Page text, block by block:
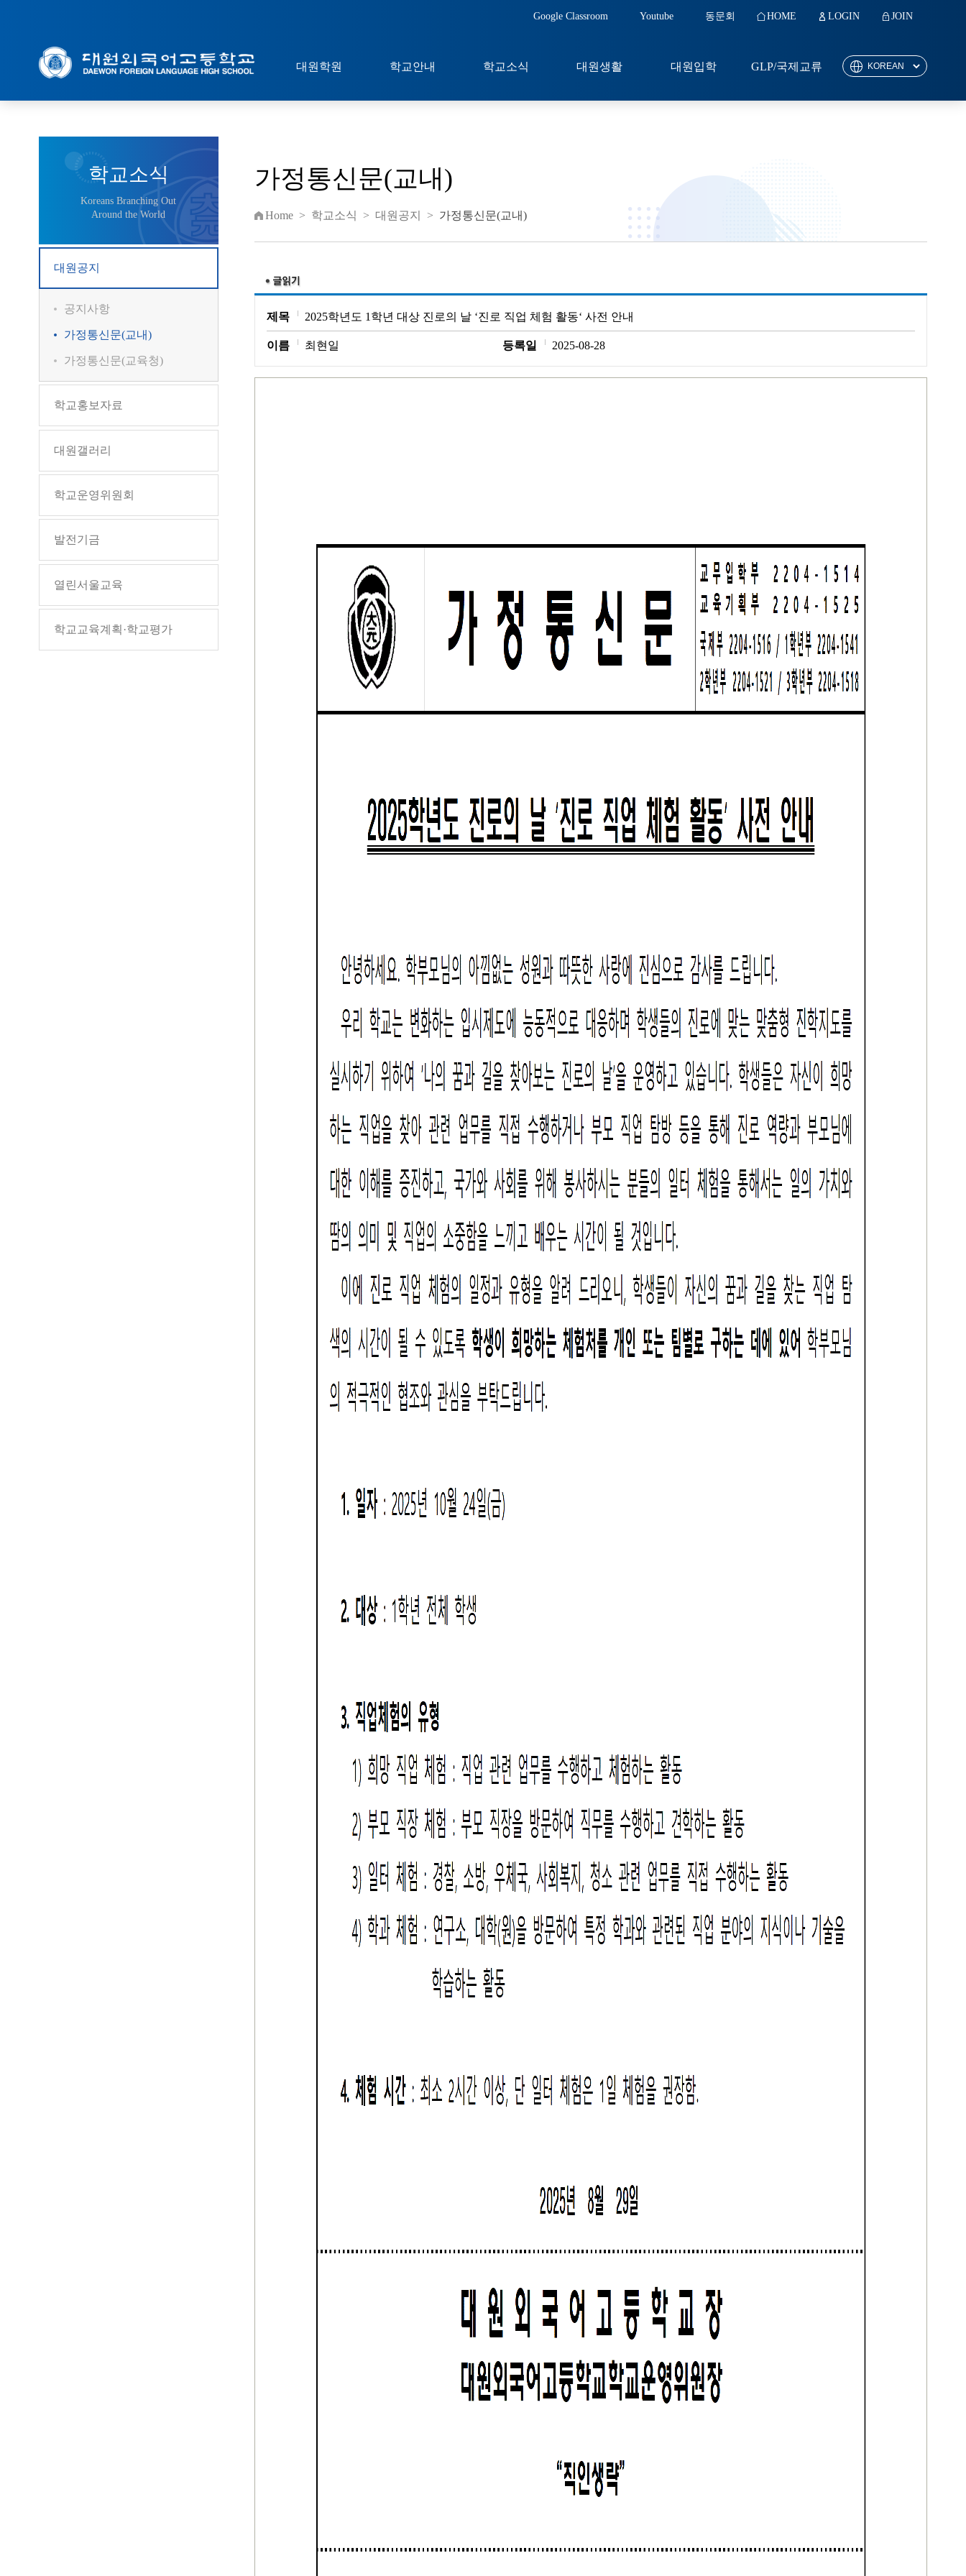
Google Classroom Youtube 동문회 HOME LOGIN JOIN
대원학원 학교안내 학교소식 대원생활 대원입학 GLP/국제교류
학교소식
Koreans Branching Out
Around the World
대원공지
공지사항
가정통신문(교내)
가정통신문(교육청)
학교홍보자료
대원갤러리
학교운영위원회
발전기금
열린서울교육
학교교육계획·학교평가
가정통신문(교내)
Home > 학교소식 > 대원공지 > 가정통신문(교내)
제목 2025학년도 1학년 대상 진로의 날 ‘진로 직업 체험 활동‘ 사전 안내
이름 최현일 등록일 2025-08-28